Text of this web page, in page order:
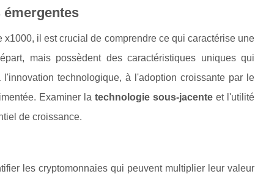
il est crucial de comprendre ce qui caractérise une
mais possèdent des caractéristiques uniques qui
technologique, à l'adoption croissante par le
Examiner la technologie sous-jacenteet l'utilité
de croissance.
les cryptomonnaies qui peuvent multiplier leur valeur